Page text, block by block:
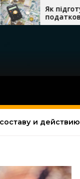
бізнес до
перевірки
и действию